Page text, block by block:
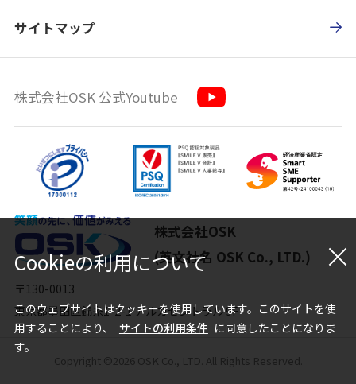
サイトマップ
株式会社OSK 公式Youtube
株式会社OSK
(英文社名 OSK Co., LTD.)
〒130-0013
東京都墨田区錦糸1-2-1 アルカセントラル 9F
Copyright ©2026 OSK Co., LTD. All Rights Reserved.
Cookieの利用について
このウェブサイトはクッキーを使用しています。このサイトを使
用することにより、
サイトの利用条件 に同意したことになりま
す。